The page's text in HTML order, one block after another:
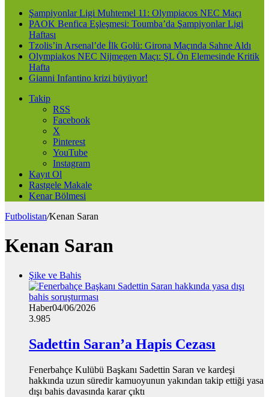
Şampiyonlar Ligi Muhtemel 11: Olympiacos NEC Maçı
PAOK Benfica Eşleşmesi: Toumba’da Şampiyonlar Ligi
Haftası
Tzolis’in Arsenal’de İlk Golü: Girona Maçında Sahne Aldı
Olympiakos NEC Nijmegen Maçı: ŞL Ön Elemesinde Kritik
Hafta
Gianni Infantino krizi büyüyor!
Takip
RSS
Facebook
X
Pinterest
YouTube
Instagram
Kayıt Ol
Rastgele Makale
Kenar Bölmesi
Futbolistan/Kenan Saran
Kenan Saran
Şike ve Bahis
Haber04/06/2026
3.985
Sadettin Saran’a Hapis Cezası
Fenerbahçe Kulübü Başkanı Sadettin Saran ve kardeşi
hakkında uzun süredir kamuoyunun yakından takip ettiği yasa
dışı bahis davasında karar çıktı